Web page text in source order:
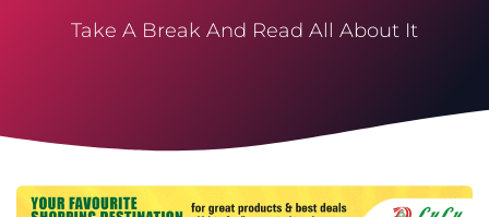
Take A Break And Read All About It